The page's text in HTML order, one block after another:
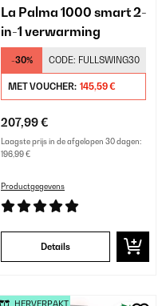
La Palma 1000 smart 2-
in-1 verwarming
-30% CODE: FULLSWING30
MET VOUCHER: 145,59 €
207,99 €
Laagste prijs in de afgelopen 30 dagen:
196,99 €
Productgegevens
Details
HERVERPAKT